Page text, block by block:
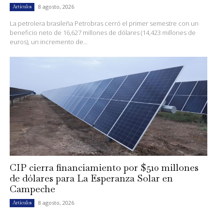
Artículos 8 agosto, 2026
La petrolera brasileña Petrobras cerró el primer semestre con un
beneficio neto de 16,627 millones de dólares (14,423 millones de
euros), un incremento de...
CIP cierra financiamiento por $510 millones
de dólares para La Esperanza Solar en
Campeche
Artículos 8 agosto, 2026